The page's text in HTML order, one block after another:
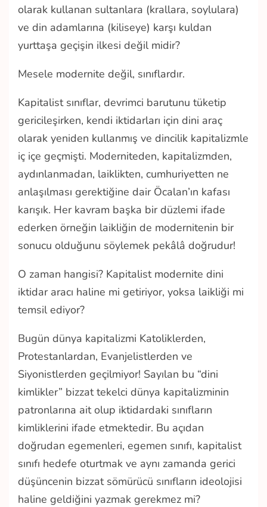
olarak kullanan sultanlara (krallara, soylulara)
ve din adamlarına (kiliseye) karşı kuldan
yurttaşa geçişin ilkesi değil midir?
Mesele modernite değil, sınıflardır.
Kapitalist sınıflar, devrimci barutunu tüketip
gericileşirken, kendi iktidarları için dini araç
olarak yeniden kullanmış ve dincilik kapitalizmle
iç içe geçmişti. Moderniteden, kapitalizmden,
aydınlanmadan, laiklikten, cumhuriyetten ne
anlaşılması gerektiğine dair Öcalan’ın kafası
karışık. Her kavram başka bir düzlemi ifade
ederken örneğin laikliğin de modernitenin bir
sonucu olduğunu söylemek pekâlâ doğrudur!
O zaman hangisi? Kapitalist modernite dini
iktidar aracı haline mi getiriyor, yoksa laikliği mi
temsil ediyor?
Bugün dünya kapitalizmi Katoliklerden,
Protestanlardan, Evanjelistlerden ve
Siyonistlerden geçilmiyor! Sayılan bu “dini
kimlikler” bizzat tekelci dünya kapitalizminin
patronlarına ait olup iktidardaki sınıfların
kimliklerini ifade etmektedir. Bu açıdan
doğrudan egemenleri, egemen sınıfı, kapitalist
sınıfı hedefe oturtmak ve aynı zamanda gerici
düşüncenin bizzat sömürücü sınıfların ideolojisi
haline geldiğini yazmak gerekmez mi?